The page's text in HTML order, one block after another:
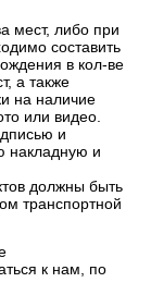
мест, либо при
составить
в кол-ве
а также
на наличие
или видео.
и
накладную и
должны быть
транспортной
к нам, по